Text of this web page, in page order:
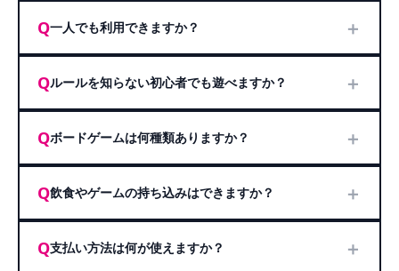
Q一人でも利用できますか？ ＋
Qルールを知らない初心者でも遊べますか？ ＋
Qボードゲームは何種類ありますか？ ＋
Q飲食やゲームの持ち込みはできますか？ ＋
Q支払い方法は何が使えますか？ ＋